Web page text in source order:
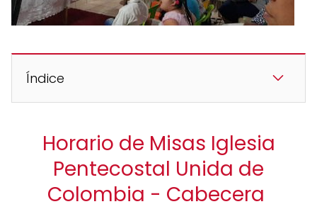
Índice
Horario de Misas Iglesia
Pentecostal Unida de
Colombia - Cabecera